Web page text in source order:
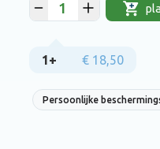
1+ € 18,50
Persoonlijke